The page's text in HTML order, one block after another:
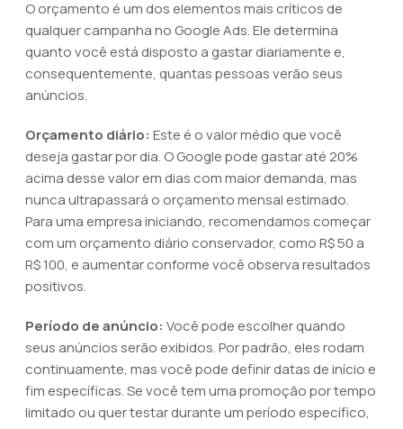
O orçamento é um dos elementos mais críticos de
qualquer campanha no Google Ads. Ele determina
quanto você está disposto a gastar diariamente e,
consequentemente, quantas pessoas verão seus
anúncios.
Orçamento diário: Este é o valor médio que você
deseja gastar por dia. O Google pode gastar até 20%
acima desse valor em dias com maior demanda, mas
nunca ultrapassará o orçamento mensal estimado.
Para uma empresa iniciando, recomendamos começar
com um orçamento diário conservador, como R$ 50 a
R$ 100, e aumentar conforme você observa resultados
positivos.
Período de anúncio: Você pode escolher quando
seus anúncios serão exibidos. Por padrão, eles rodam
continuamente, mas você pode definir datas de início e
fim específicas. Se você tem uma promoção por tempo
limitado ou quer testar durante um período específico,